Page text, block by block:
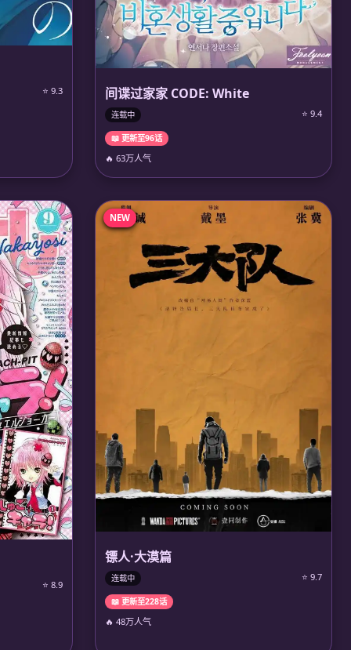
⭐ 9.3 间谍过家家 CODE: White
连载中 ⭐ 9.4
📖 更新至96话
🔥 63万人气
⭐ 8.9
NEW
镖人·大漠篇
连载中 ⭐ 9.7
📖 更新至228话
🔥 48万人气